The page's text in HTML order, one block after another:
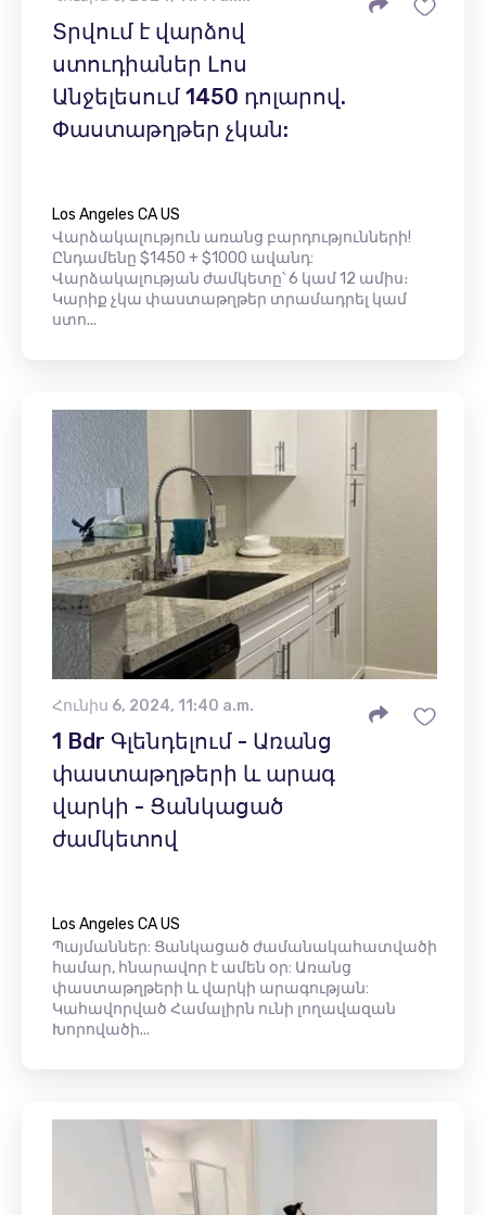
Տրվում է վարձով
ստուդիաներ Լոս
Անջելեսում 1450 դոլարով.
Փաստաթղթեր չկան:
Los Angeles CA US
Վարձակալություն առանց բարդությունների!
Ընդամենը $1450 + $1000 ավանդ:
Վարձակալության ժամկետը՝ 6 կամ 12 ամիս։
Կարիք չկա փաստաթղթեր տրամադրել կամ
ստո...
Հունիս 6, 2024, 11:40 a.m.
1 Bdr Գլենդելում - Առանց
փաստաթղթերի և արագ
վարկի - Ցանկացած
ժամկետով
Los Angeles CA US
Պայմաններ: Ցանկացած ժամանակահատվածի
համար, հնարավոր է ամեն օր: Առանց
փաստաթղթերի և վարկի արագության:
Կահավորված Համալիրն ունի լողավազան
Խորովածի...